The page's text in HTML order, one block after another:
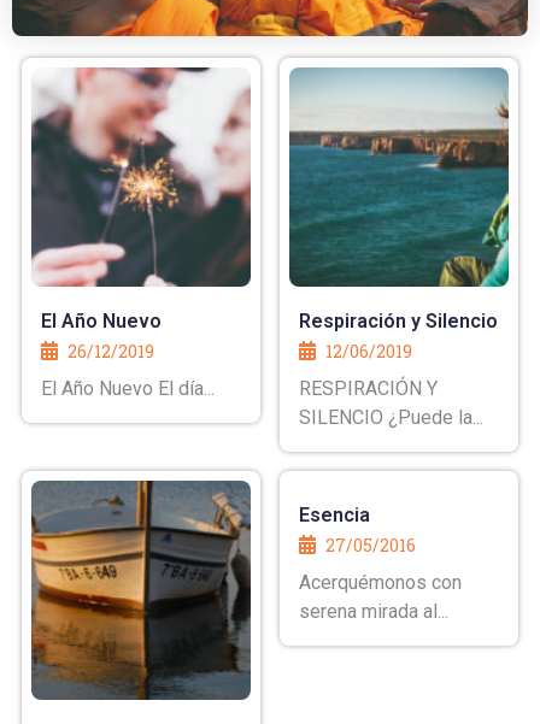
El Año Nuevo
26/12/2019
El Año Nuevo El día...
Respiración y Silencio
12/06/2019
RESPIRACIÓN Y
SILENCIO ¿Puede la...
Esencia
27/05/2016
Acerquémonos con
serena mirada al...